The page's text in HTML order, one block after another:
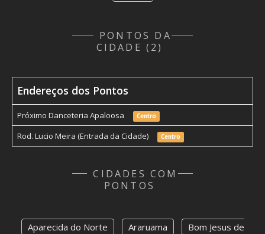
PONTOS DA
CIDADE (2)
Endereços dos Pontos
Próximo Danceteria Apaloosa Centro
Rod. Lucio Meira (Entrada da Cidade) Centro
CIDADES COM
PONTOS
Aparecida do Norte Araruama
Bom Jesus de